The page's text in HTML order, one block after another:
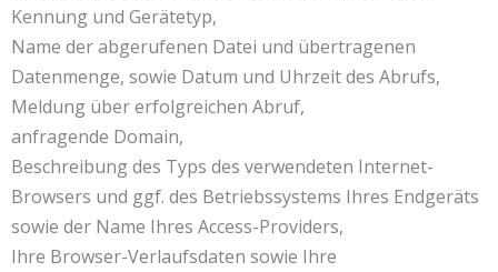
Kennung und Gerätetyp,
Name der abgerufenen Datei und übertragenen
Datenmenge, sowie Datum und Uhrzeit des Abrufs,
Meldung über erfolgreichen Abruf,
anfragende Domain,
Beschreibung des Typs des verwendeten Internet-
Browsers und ggf. des Betriebssystems Ihres Endgeräts
sowie der Name Ihres Access-Providers,
Ihre Browser-Verlaufsdaten sowie Ihre